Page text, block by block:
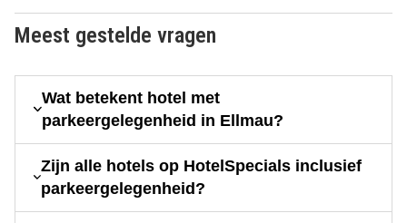
Meest gestelde vragen
Wat betekent hotel met
parkeergelegenheid in Ellmau?
Zijn alle hotels op HotelSpecials inclusief
parkeergelegenheid?